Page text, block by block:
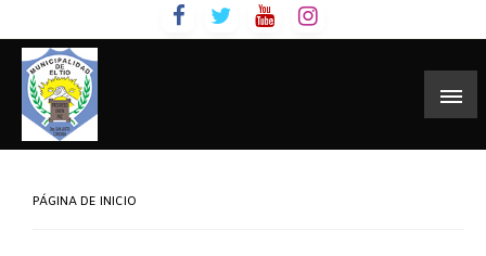
to
content
PÁGINA DE INICIO